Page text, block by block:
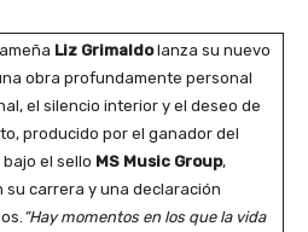
Liz Grimaldolanza su nuevo
obra profundamente personal
el silencio interior y el deseo de
producido por el ganador del
bajo el sello MS Music Group,
carrera y una declaración
“Hay momentos en los que la vida